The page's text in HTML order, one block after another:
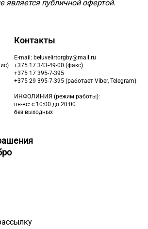
является публичной офертой.
Контакты
E-mail: beluvelirtorgby@mail.ru
+375 17 343-49-00 (факс)
+375 17 395-7-395
+375 29 395-7-395 (работает Viber, Telegram)
ИНФОЛИНИЯ (режим работы):
пн-вс: с 10:00 до 20:00
без выходных